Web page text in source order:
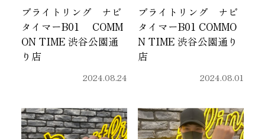
ブライトリング ナビ
タイマーB01 COMM
ON TIME 渋谷公園通
り店
2024.08.24
ブライトリング ナビ
タイマーB01 COMMO
N TIME 渋谷公園通り
店
2024.08.01